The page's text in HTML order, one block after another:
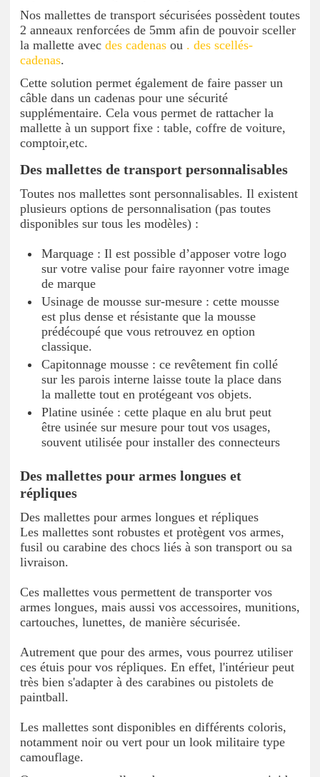
Nos mallettes de transport sécurisées possèdent toutes
2 anneaux renforcées de 5mm afin de pouvoir sceller
la mallette avec des cadenas ou . des scellés-
cadenas.
Cette solution permet également de faire passer un
câble dans un cadenas pour une sécurité
supplémentaire. Cela vous permet de rattacher la
mallette à un support fixe : table, coffre de voiture,
comptoir,etc.
Des mallettes de transport personnalisables
Toutes nos mallettes sont personnalisables. Il existent
plusieurs options de personnalisation (pas toutes
disponibles sur tous les modèles) :
Marquage : Il est possible d’apposer votre logo
sur votre valise pour faire rayonner votre image
de marque
Usinage de mousse sur-mesure : cette mousse
est plus dense et résistante que la mousse
prédécoupé que vous retrouvez en option
classique.
Capitonnage mousse : ce revêtement fin collé
sur les parois interne laisse toute la place dans
la mallette tout en protégeant vos objets.
Platine usinée : cette plaque en alu brut peut
être usinée sur mesure pour tout vos usages,
souvent utilisée pour installer des connecteurs
Des mallettes pour armes longues et
répliques
Des mallettes pour armes longues et répliques
Les mallettes sont robustes et protègent vos armes,
fusil ou carabine des chocs liés à son transport ou sa
livraison.
Ces mallettes vous permettent de transporter vos
armes longues, mais aussi vos accessoires, munitions,
cartouches, lunettes, de manière sécurisée.
Autrement que pour des armes, vous pourrez utiliser
ces étuis pour vos répliques. En effet, l'intérieur peut
très bien s'adapter à des carabines ou pistolets de
paintball.
Les mallettes sont disponibles en différents coloris,
notamment noir ou vert pour un look militaire type
camouflage.